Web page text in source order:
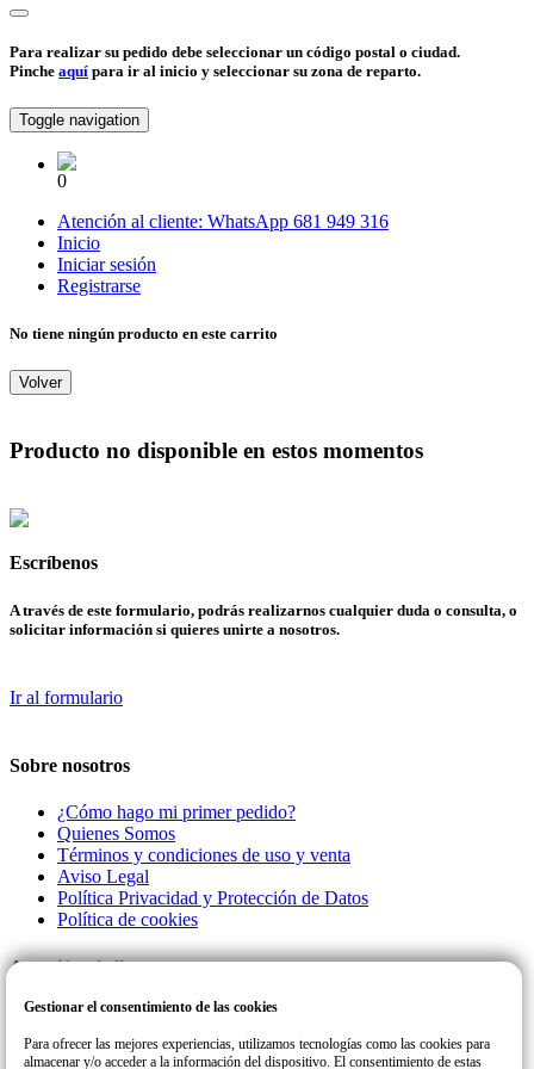
Para realizar su pedido debe seleccionar un código postal o ciudad.
Pinche aquí para ir al inicio y seleccionar su zona de reparto.
Toggle navigation
0
Atención al cliente: WhatsApp 681 949 316
Inicio
Iniciar sesión
Registrarse
No tiene ningún producto en este carrito
Volver
Producto no disponible en estos momentos
Escríbenos
A través de este formulario, podrás realizarnos cualquier duda o consulta, o
solicitar información si quieres unirte a nosotros.
Ir al formulario
Sobre nosotros
¿Cómo hago mi primer pedido?
Quienes Somos
Términos y condiciones de uso y venta
Aviso Legal
Política Privacidad y Protección de Datos
Política de cookies
Atención al cliente
Llamanos a este número de teléfono para cualquier consulta o incidencia
Gestionar el consentimiento de las cookies
Para ofrecer las mejores experiencias, utilizamos tecnologías como las cookies para
almacenar y/o acceder a la información del dispositivo. El consentimiento de estas